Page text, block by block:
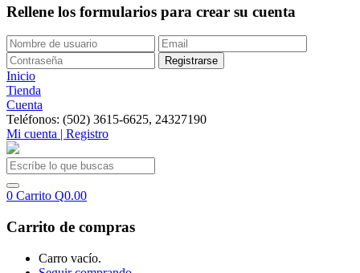
Rellene los formularios para crear su cuenta
Inicio
Tienda
Cuenta
Teléfonos: (502) 3615-6625, 24327190
Mi cuenta | Registro
0 Carrito Q0.00
Carrito de compras
Carro vacío.